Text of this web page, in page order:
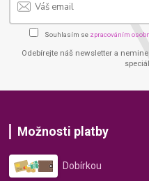
Souhlasím se zpracováním
Odebírejte náš newsletter a
Možnosti platby
Dobírkou